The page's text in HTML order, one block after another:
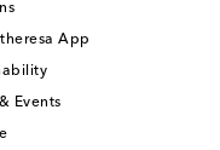
App
Events